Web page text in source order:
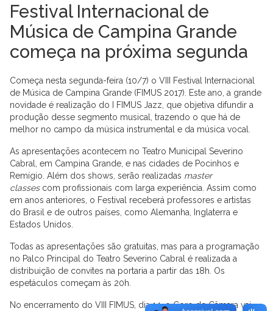
Festival Internacional de
Música de Campina Grande
começa na próxima segunda
Começa nesta segunda-feira (10/7) o VIII Festival Internacional
de Música de Campina Grande (FIMUS 2017). Este ano, a grande
novidade é realização do I FIMUS Jazz, que objetiva difundir a
produção desse segmento musical, trazendo o que há de
melhor no campo da música instrumental e da música vocal.
As apresentações acontecem no Teatro Municipal Severino
Cabral, em Campina Grande, e nas cidades de Pocinhos e
Remígio. Além dos shows, serão realizadas master
classescom profissionais com larga experiência. Assim como
em anos anteriores, o Festival receberá professores e artistas
do Brasil e de outros países, como Alemanha, Inglaterra e
Estados Unidos.
Todas as apresentações são gratuitas, mas para a programação
no Palco Principal do Teatro Severino Cabral é realizada a
distribuição de convites na portaria a partir das 18h. Os
espetáculos começam às 20h.
No encerramento do VIII FIMUS, dia 14, o Coro de Câmara vai